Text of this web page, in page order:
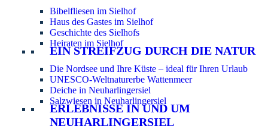
Bibelfliesen im Sielhof
Haus des Gastes im Sielhof
Geschichte des Sielhofs
Heiraten im Sielhof
EIN STREIFZUG DURCH DIE NATUR
Die Nordsee und Ihre Küste – ideal für Ihren Urlaub
UNESCO-Weltnaturerbe Wattenmeer
Deiche in Neuharlingersiel
Salzwiesen in Neuharlingersiel
ERLEBNISSE IN UND UM
NEUHARLINGERSIEL